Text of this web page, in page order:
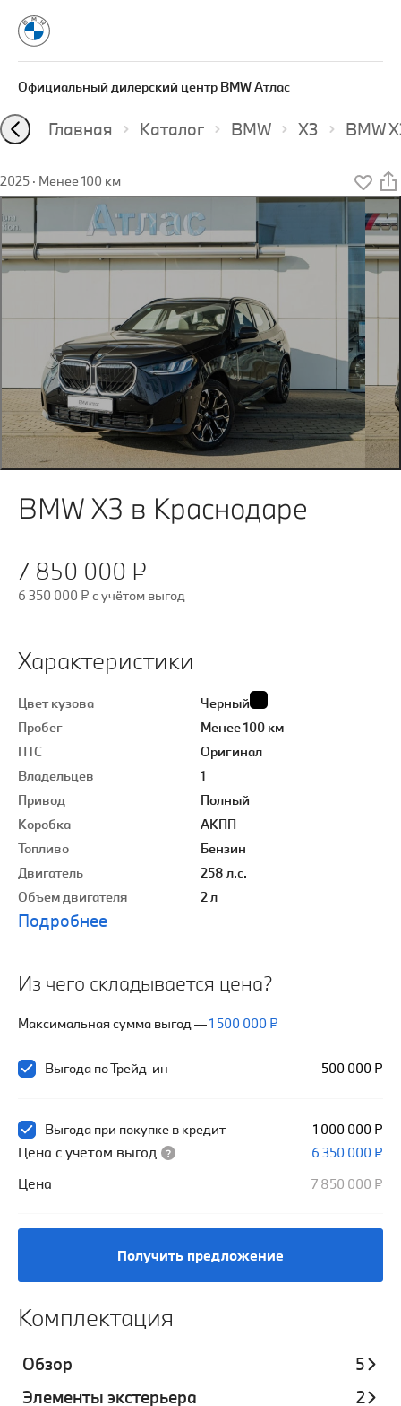
Официальный дилерский центр BMW Атлас
Главная Каталог BMW X3 BMW
2025 · Менее 100 км
BMW X3 в Краснодаре
7 850 000 ₽
6 350 000 ₽ c учётом выгод
Характеристики
Цвет кузова
Черный
Пробег
Менее 100 км
ПТС
Оригинал
Владельцев
1
Привод
Полный
Коробка
АКПП
Топливо
Бензин
Двигатель
258 л.с.
Объем двигателя
2 л
Подробнее
Из чего складывается цена?
Максимальная сумма выгод—1 500 000 ₽
500 000 ₽
Выгода по Трейд-ин
1 000 000 ₽
Выгода при покупке в кредит
Цена с учетом выгод 6 350 000 ₽
Цена 7 850 000 ₽
Получить предложение
Комплектация
Обзор
5
Элементы экстерьера
2